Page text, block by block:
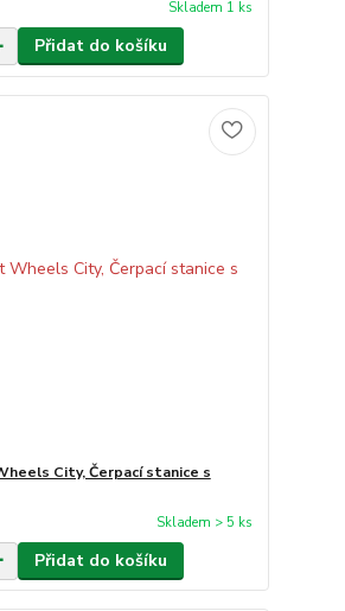
Skladem 1 ks
Přidat do košíku
City, Čerpací stanice s
Skladem > 5 ks
Přidat do košíku